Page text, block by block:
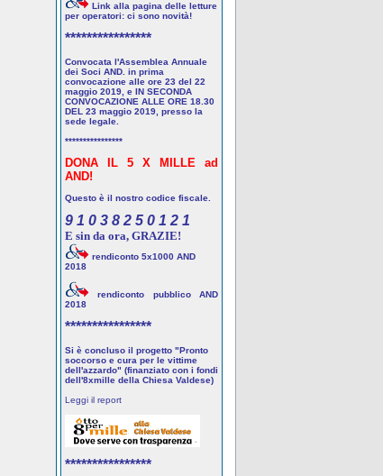
Link alla pagina delle letture
per operatori: ci sono novità!
****************
Convocata l'Assemblea Annuale
dei Soci AND. in prima
convocazione alle ore 23 del 22
maggio 2019, e IN SECONDA
CONVOCAZIONE ALLE ORE 18.30
DEL 23 maggio 2019, presso la
sede legale.
****************
DONA IL 5 X MILLE ad
AND!
Questo è il nostro codice fiscale.
9 1 0 3 8 2 5 0 1 2 1
E sin da ora, GRAZIE!
rendiconto 5x1000 AND
2018
rendiconto pubblico AND
2018
****************
Si è concluso il progetto "Pronto
soccorso e cura per le vittime
dell'azzardo" (finanziato con i fondi
dell'8xmille della Chiesa Valdese)
Leggi il report
****************